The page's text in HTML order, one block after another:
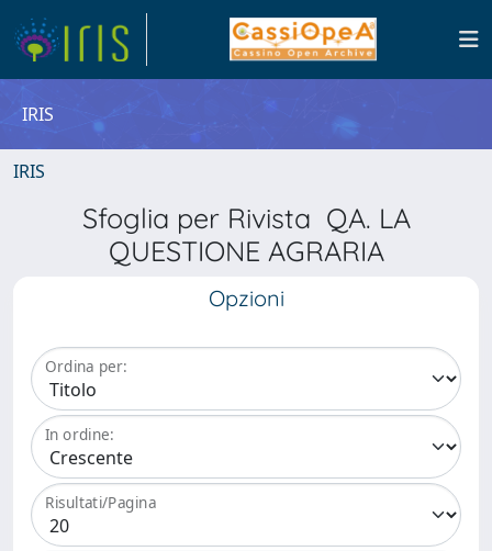
IRIS
IRIS
Sfoglia per Rivista QA. LA
QUESTIONE AGRARIA
Opzioni
Ordina per:
In ordine:
Risultati/Pagina